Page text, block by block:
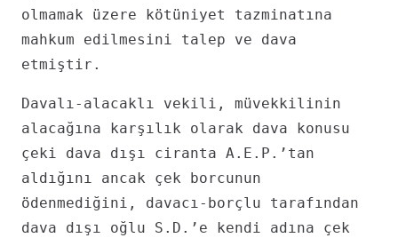
olmamak üzere kötüniyet tazminatına
mahkum edilmesini talep ve dava
etmiştir.
Davalı-alacaklı vekili, müvekkilinin
alacağına karşılık olarak dava konusu
çeki dava dışı ciranta A.E.P.’tan
aldığını ancak çek borcunun
ödenmediğini, davacı-borçlu tarafından
dava dışı oğlu S.D.’e kendi adına çek